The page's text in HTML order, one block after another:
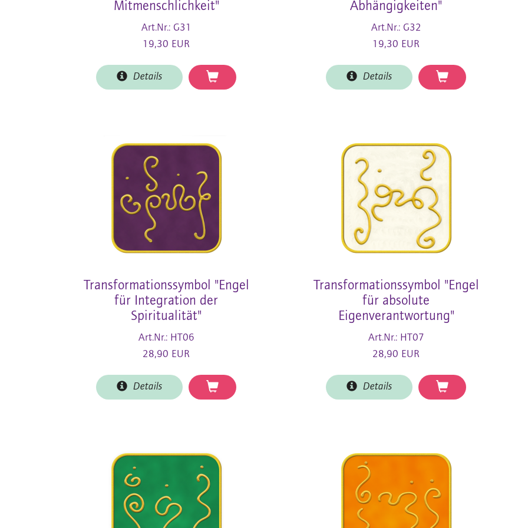
Mitmenschlichkeit"
Art.Nr.: G31
19,30 EUR
Details
Abhängigkeiten"
Art.Nr.: G32
19,30 EUR
Details
Transformationssymbol "Engel
für Integration der
Spiritualität"
Art.Nr.: HT06
28,90 EUR
Details
Transformationssymbol "Engel
für absolute
Eigenverantwortung"
Art.Nr.: HT07
28,90 EUR
Details